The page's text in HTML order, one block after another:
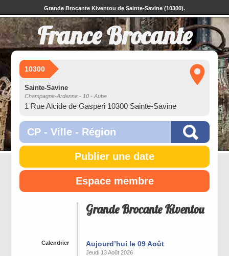
Grande Brocante Kiventou de Sainte-Savine (10300).
France Brocante
10300
Sainte-Savine
Champagne-Ardenne - 10 - Aube
1 Rue Alcide de Gasperi 10300 Sainte-Savine
Publier une date
Espace membre
Grande Brocante Kiventou
Calendrier Aujourd’hui le 09 Août
Jeudi 13 Août 2026